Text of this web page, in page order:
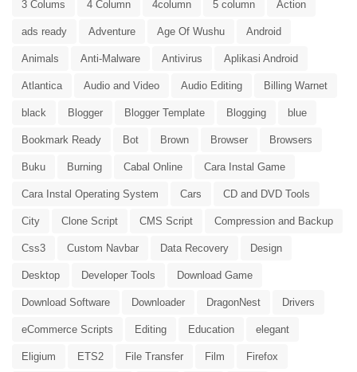
3 Colums 4 Column 4column 5 column Action
ads ready Adventure Age Of Wushu Android
Animals Anti-Malware Antivirus Aplikasi Android
Atlantica Audio and Video Audio Editing Billing Warnet
black Blogger Blogger Template Blogging blue
Bookmark Ready Bot Brown Browser Browsers
Buku Burning Cabal Online Cara Instal Game
Cara Instal Operating System Cars CD and DVD Tools
City Clone Script CMS Script Compression and Backup
Css3 Custom Navbar Data Recovery Design
Desktop Developer Tools Download Game
Download Software Downloader DragonNest Drivers
eCommerce Scripts Editing Education elegant
Eligium ETS2 File Transfer Film Firefox